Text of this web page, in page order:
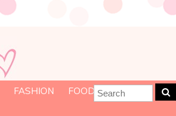
FASHION
FOOD